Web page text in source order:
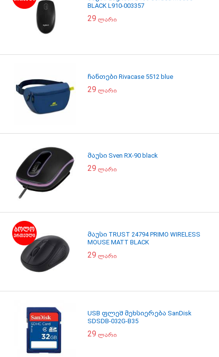
BLACK L910-003357
29 ლარი
ჩანთები Rivacase 5512 blue
29 ლარი
მაუსი Sven RX-90 black
29 ლარი
მაუსი TRUST 24794 PRIMO WIRELESS
MOUSE MATT BLACK
29 ლარი
USB ფლეშ მეხსიერება SanDisk
SDSDB-032G-B35
29 ლარი